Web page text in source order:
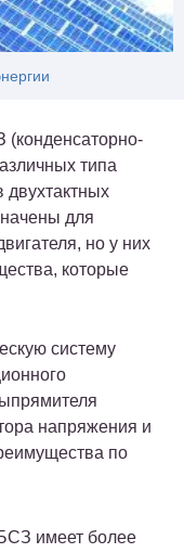
(конденсаторно-
типа
двухтактных
для
но у них
которые
систему
напряжения и
по
имеет более